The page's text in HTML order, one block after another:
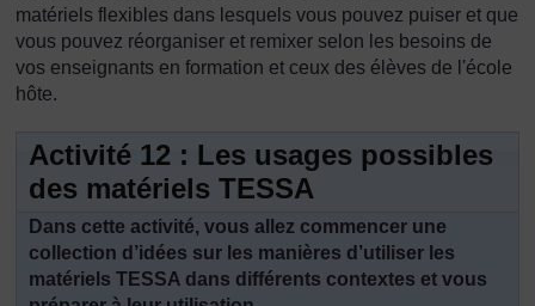
matériels flexibles dans lesquels vous pouvez puiser et que
vous pouvez réorganiser et remixer selon les besoins de
vos enseignants en formation et ceux des élèves de l'école
hôte.
Activité 12 : Les usages possibles
des matériels TESSA
Dans cette activité, vous allez commencer une
collection d’idées sur les manières d’utiliser les
matériels TESSA dans différents contextes et vous